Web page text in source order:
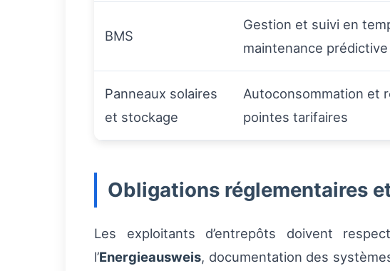
BMS
Gestion et suivi en
maintenance prédictive
Panneaux solaires
et stockage
Autoconsommation et
pointes tarifaires
Obligations réglementaires
Les exploitants d’entrepôts doivent
l’Energieausweis, documentation des